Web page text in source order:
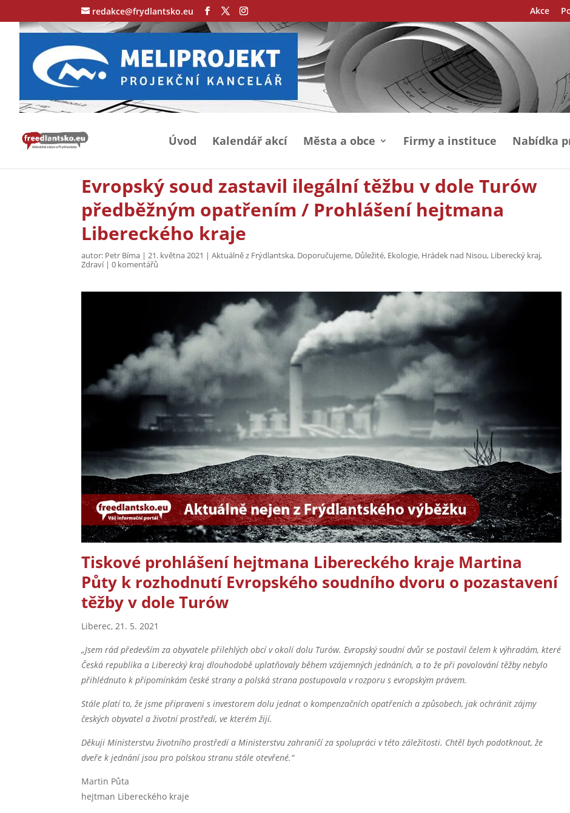
redakce@frydlantsko.eu Akce
Úvod Kalendář akcí Města a obce Firmy a instituce Nabídka
Evropský soud zastavil ilegální těžbu v dole Turów
předběžným opatřením / Prohlášení hejtmana
Libereckého kraje
autor: Petr Bíma |21. května 2021 |Aktuálně z Frýdlantska, Doporučujeme, Důležité, Ekologie, Hrádek nad Nisou, Liberecký kraj,
Zdraví|0 komentářů
Tiskové prohlášení hejtmana Libereckého kraje Martina
Půty k rozhodnutí Evropského soudního dvoru o pozastavení
těžby v dole Turów
Liberec, 21. 5. 2021
„Jsem rád především za obyvatele přilehlých obcí v okolí dolu Turów. Evropský soudní dvůr se postavil čelem k výhradám, které
Česká republika a Liberecký kraj dlouhodobě uplatňovaly během vzájemných jednáních, a to že při povolování těžby nebylo
přihlédnuto k připomínkám české strany a polská strana postupovala v rozporu s evropským právem.
Stále platí to, že jsme připraveni s investorem dolu jednat o kompenzačních opatřeních a způsobech, jak ochránit zájmy
českých obyvatel a životní prostředí, ve kterém žijí.
Děkuji Ministerstvu životního prostředí a Ministerstvu zahraničí za spolupráci v této záležitosti. Chtěl bych podotknout, že
dveře k jednání jsou pro polskou stranu stále otevřené.“
Martin Půta
hejtman Libereckého kraje